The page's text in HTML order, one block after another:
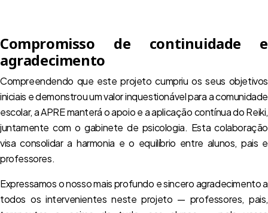
Compromisso de continuidade e
agradecimento
Compreendendo que este projeto cumpriu os seus objetivos
iniciais e demonstrou um valor inquestionável para a comunidade
escolar, a APRE manterá o apoio e a aplicação contínua do Reiki,
juntamente com o gabinete de psicologia. Esta colaboração
visa consolidar a harmonia e o equilíbrio entre alunos, pais e
professores.
Expressamos o nosso mais profundo e sincero agradecimento a
todos os intervenientes neste projeto — professores, pais,